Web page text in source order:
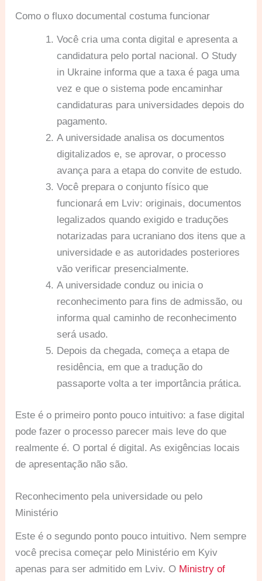
Como o fluxo documental costuma funcionar
Você cria uma conta digital e apresenta a
candidatura pelo portal nacional. O Study
in Ukraine informa que a taxa é paga uma
vez e que o sistema pode encaminhar
candidaturas para universidades depois do
pagamento.
A universidade analisa os documentos
digitalizados e, se aprovar, o processo
avança para a etapa do convite de estudo.
Você prepara o conjunto físico que
funcionará em Lviv: originais, documentos
legalizados quando exigido e traduções
notarizadas para ucraniano dos itens que a
universidade e as autoridades posteriores
vão verificar presencialmente.
A universidade conduz ou inicia o
reconhecimento para fins de admissão, ou
informa qual caminho de reconhecimento
será usado.
Depois da chegada, começa a etapa de
residência, em que a tradução do
passaporte volta a ter importância prática.
Este é o primeiro ponto pouco intuitivo: a fase digital
pode fazer o processo parecer mais leve do que
realmente é. O portal é digital. As exigências locais
de apresentação não são.
Reconhecimento pela universidade ou pelo
Ministério
Este é o segundo ponto pouco intuitivo. Nem sempre
você precisa começar pelo Ministério em Kyiv
apenas para ser admitido em Lviv. O Ministry of